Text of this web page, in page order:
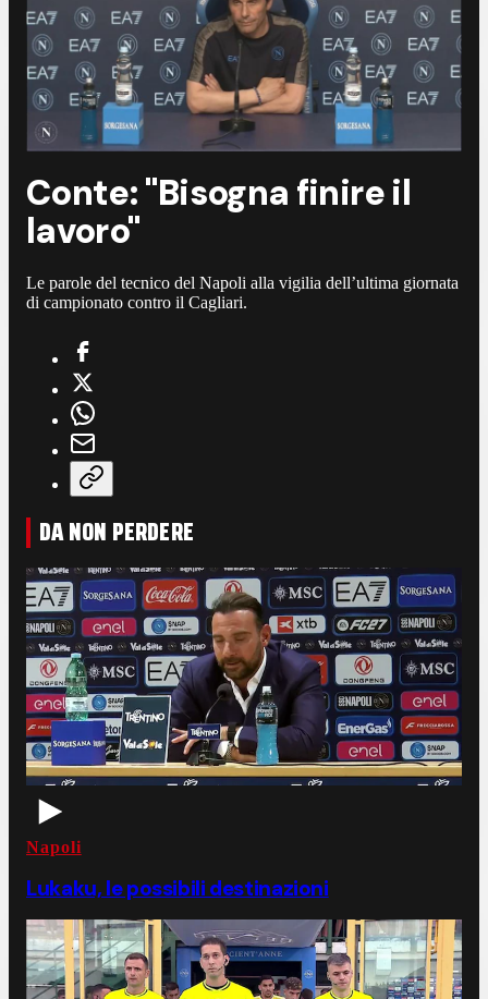
Conte: "Bisogna finire il
lavoro"
Le parole del tecnico del Napoli alla vigilia dell’ultima giornata
di campionato contro il Cagliari.
DA NON PERDERE
Napoli
Lukaku, le possibili destinazioni